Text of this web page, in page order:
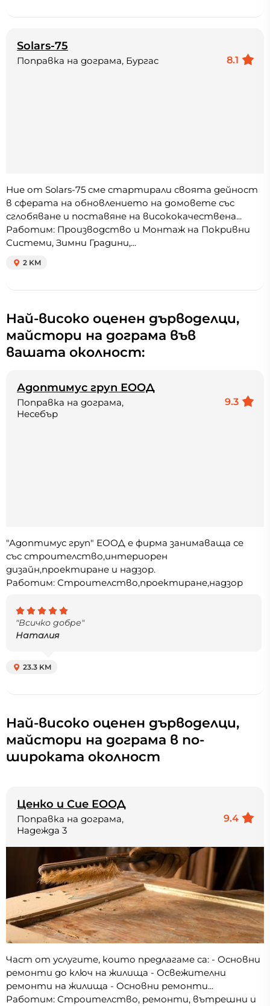
Solars-75
8.1
Поправка на дограма, Бургас
Ние от Solars-75 сме стартирали своята дейност
в сферата на обновлението на домовете със
сглобяване и поставяне на висококачествена...
Работим: Производство и Монтаж на Покривни
Системи, Зимни Градини,...
2 KM
Най-високо оценен дърводелци,
майстори на дограма във
вашата околност:
Адоптимус груп ЕООД
9.3
Поправка на дограма,
Несебър
"Адоптимус груп" ЕООД е фирма занимаваща се
със строителство,интериорен
дизайн,проектиране и надзор.
Работим: Строителство,проектиране,надзор
"Всичко добре"
Наталия
23.3 KM
Най-високо оценен дърводелци,
майстори на дограма в по-
широката околност
Ценко и Сие ЕООД
9.4
Поправка на дограма,
Надежда 3
Част от услугите, които предлагаме са: - Основни
ремонти до ключ на жилища - Освежителни
ремонти на жилища - Основни ремонти...
Работим: Строителство, ремонти, вътрешни и